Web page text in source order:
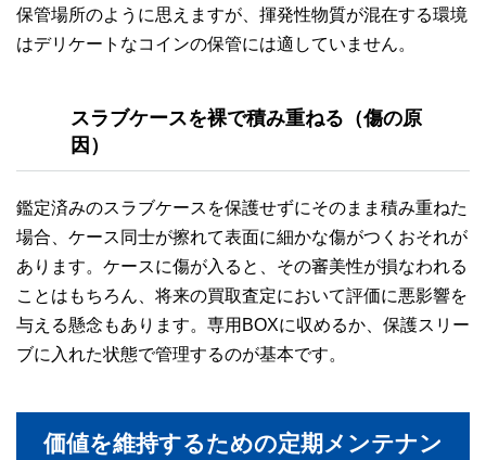
保管場所のように思えますが、揮発性物質が混在する環境
はデリケートなコインの保管には適していません。
スラブケースを裸で積み重ねる（傷の原
因）
鑑定済みのスラブケースを保護せずにそのまま積み重ねた
場合、ケース同士が擦れて表面に細かな傷がつくおそれが
あります。ケースに傷が入ると、その審美性が損なわれる
ことはもちろん、将来の買取査定において評価に悪影響を
与える懸念もあります。専用BOXに収めるか、保護スリー
ブに入れた状態で管理するのが基本です。
価値を維持するための定期メンテナン